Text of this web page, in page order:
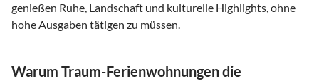
genießen Ruhe, Landschaft und kulturelle Highlights, ohne
hohe Ausgaben tätigen zu müssen.
Warum Traum-Ferienwohnungen die